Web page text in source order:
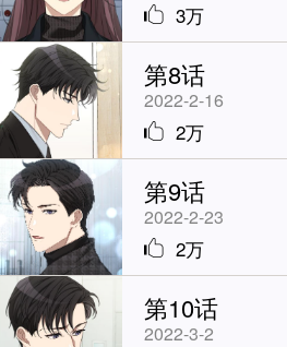
3万
第8话
2022-2-16
2万
第9话
2022-2-23
2万
第10话
2022-3-2